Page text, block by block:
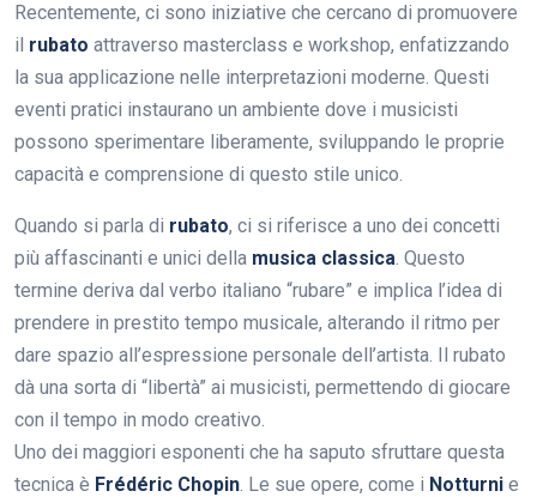
Recentemente, ci sono iniziative che cercano di promuovere
il rubato attraverso masterclass e workshop, enfatizzando
la sua applicazione nelle interpretazioni moderne. Questi
eventi pratici instaurano un ambiente dove i musicisti
possono sperimentare liberamente, sviluppando le proprie
capacità e comprensione di questo stile unico.
Quando si parla di rubato, ci si riferisce a uno dei concetti
più affascinanti e unici della musica classica. Questo
termine deriva dal verbo italiano “rubare” e implica l’idea di
prendere in prestito tempo musicale, alterando il ritmo per
dare spazio all’espressione personale dell’artista. Il rubato
dà una sorta di “libertà” ai musicisti, permettendo di giocare
con il tempo in modo creativo.
Uno dei maggiori esponenti che ha saputo sfruttare questa
tecnica è Frédéric Chopin. Le sue opere, come i Notturni e